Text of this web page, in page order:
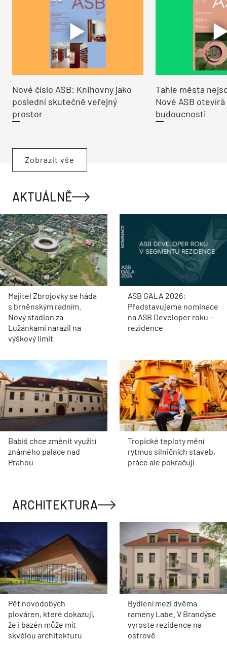
Nové číslo ASB: Knihovny jako
poslední skutečně veřejný
prostor
Tahle města
Nové ASB
budoucnosti
Zobrazit vše
AKTUÁLNĚ
Majitel Zbrojovky se hádá
s brněnským radním.
Nový stadion za
Lužánkami narazil na
výškový limit
ASB GALA 2026:
Představujeme nominace
na ASB Developer roku –
rezidence
Babiš chce změnit využití
známého paláce nad
Prahou
Tropické teploty mění
rytmus silničních staveb,
práce ale pokračují
ARCHITEKTURA
Pět novodobých
plováren, které dokazují,
že i bazén může mít
skvělou architekturu
Bydlení mezi dvěma
rameny Labe. V Brandýse
vyroste rezidence na
ostrově